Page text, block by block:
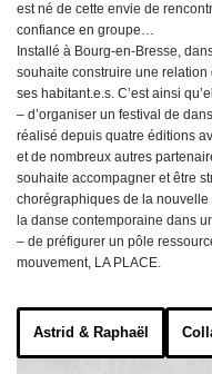
est né de cette envie de
confiance en groupe…
Installé à Bourg-en-Bresse,
souhaite construire une
ses habitant.e.s. C’est ainsi
– d’organiser un festival de
réalisé depuis quatre éditions
et de nombreux autres
souhaite accompagner et être
chorégraphiques de la
la danse contemporaine dans
– de préfigurer un pôle
mouvement, LA PLACE.
Astrid & Raphaël